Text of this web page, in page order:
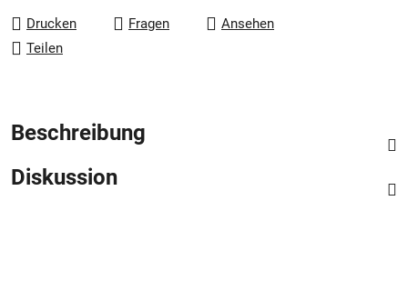
Drucken Fragen
Ansehen
Teilen
Beschreibung
Diskussion